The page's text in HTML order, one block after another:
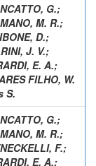
G.;
M. R.;
D.;
J. V.;
E. A.;
FILHO, W.
S.
G.;
M. R.;
F.;
E. A.;